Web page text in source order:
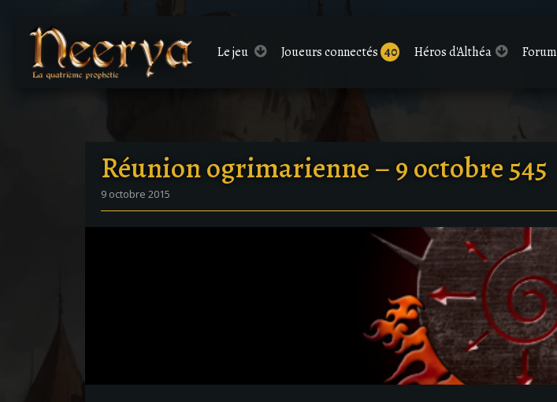
Lejeu Joueurs connectés 40 Héros d'Althéa Forum
Réunion ogrimarienne – 9 octobre 545
9 octobre 2015